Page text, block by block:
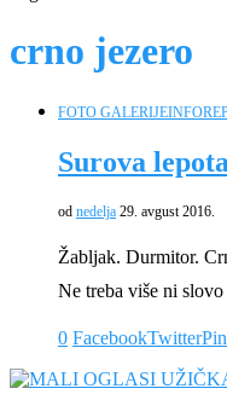
crno jezero
FOTO GALERIJEINFO
Surova lepota
od nedelja 29. avgust 2016.
Žabljak. Durmitor.
Ne treba više ni
0 FacebookTwitter